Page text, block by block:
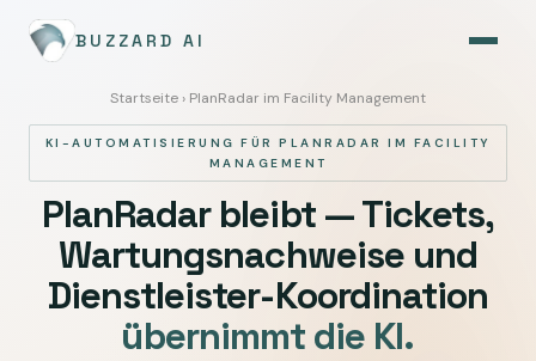
BUZZARD AI
Startseite › PlanRadar im Facility Management
KI-AUTOMATISIERUNG FÜR PLANRADAR IM FACILITY
MANAGEMENT
PlanRadar bleibt — Tickets,
Wartungsnachweise und
Dienstleister-Koordination
übernimmt die KI.